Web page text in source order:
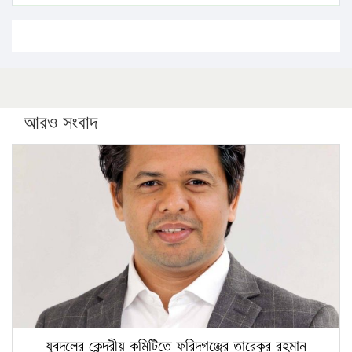
সারা দেশে বজ্রাঘাতে ১৪ জনের প্রাণহানি
কঠোর হচ্ছে এসএসসি ও এইচএসসি পরীক্ষা
ফরিদগঞ্জে আগুনে পুড়লো ৬ ব্যবসা প্রতিষ্ঠান
আরও সংবাদ
যুবদলের কেন্দ্রীয় কমিটিতে ফরিদগঞ্জের তারেকুর রহমান